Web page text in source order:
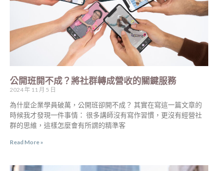
公開班開不成？將社群轉成營收的關鍵服務
2024 年 11 月 5 日
為什麼企業學員破萬，公開班卻開不成？ 其實在寫這一篇文章的
時候我才發現一件事情： 很多講師沒有寫作習慣，更沒有經營社
群的思維，這樣怎麼會有所謂的精準客
Read More »